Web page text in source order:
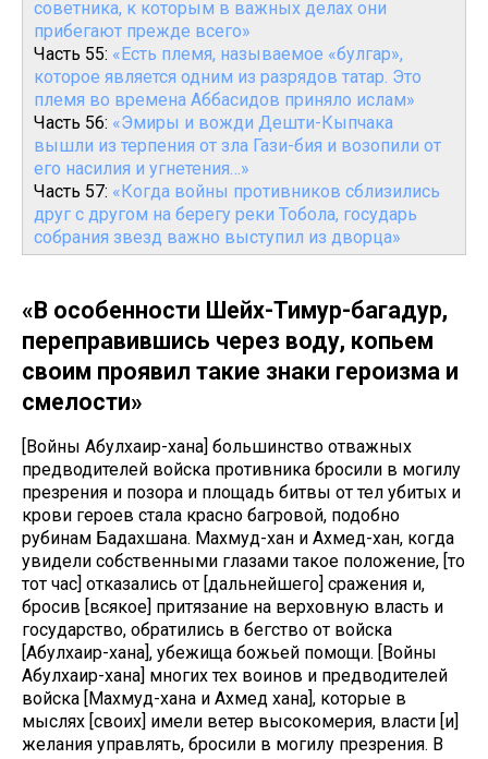
советника, к которым в важных делах они
прибегают прежде всего»
Часть 55: «Есть племя, называемое «булгар»,
которое является одним из разрядов татар. Это
племя во времена Аббасидов приняло ислам»
Часть 56: «Эмиры и вожди Дешти-Кыпчака
вышли из терпения от зла Гази-бия и возопили от
его насилия и угнетения…»
Часть 57: «Когда войны противников сблизились
друг с другом на берегу реки Тобола, государь
собрания звезд важно выступил из дворца»
«В особенности Шейх-Тимур-багадур,
переправившись через воду, копьем
своим проявил такие знаки героизма и
смелости»
[Войны Абулхаир-хана] большинство отважных
предводителей войска противника бросили в могилу
презрения и позора и площадь битвы от тел убитых и
крови героев стала красно багровой, подобно
рубинам Бадахшана. Махмуд-хан и Ахмед-хан, когда
увидели собственными глазами такое положение, [то
тот час] отказались от [дальнейшего] сражения и,
бросив [всякое] притязание на верховную власть и
государство, обратились в бегство от войска
[Абулхаир-хана], убежища божьей помощи. [Войны
Абулхаир-хана] многих тех воинов и предводителей
войска [Махмуд-хана и Ахмед хана], которые в
мыслях [своих] имели ветер высокомерия, власти [и]
желания управлять, бросили в могилу презрения. В